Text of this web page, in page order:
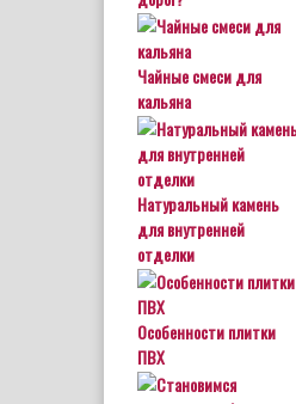
Чайные смеси для
кальяна
Натуральный камень
для внутренней
отделки
Особенности плитки
ПВХ